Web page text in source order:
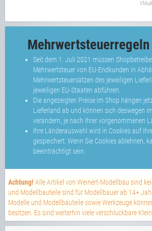
Mehrwertsteuerregeln
Seit dem 1. Juli 2021 müssen
Mehrwertsteuer von EU-Endkunden in
Mehrwertsteuersätzen des jeweiligen
jeweiligen EU-Staaten abführen.
Die angezeigten Preise im Shop hängen
Lieferland ab und können sich deswegen
verändern, je nach Ihrer vorgenommenen
Ihre Länderauswahl wird in Cookies auf
gespeichert. Wenn Sie Cookies ablehnen,
beeinträchtigt sein.
Achtung! Alle Artikel von Weinert-Modellbau sind
und Modellbauteile sind für Modellbauer ab 14+
Modelle und Modellbauteile sowie Werkzeuge
besitzen. Es sind weiterhin viele verschluckbare